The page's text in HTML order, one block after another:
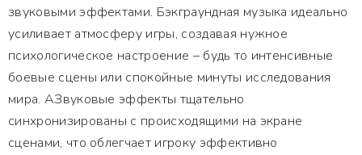
звуковыми эффектами. Бэкграундная музыка идеально
усиливает атмосферу игры, создавая нужное
психологическое настроение – будь то интенсивные
боевые сцены или спокойные минуты исследования
мира. АЗвуковые эффекты тщательно
синхронизированы с происходящими на экране
сценами, что облегчает игроку эффективно